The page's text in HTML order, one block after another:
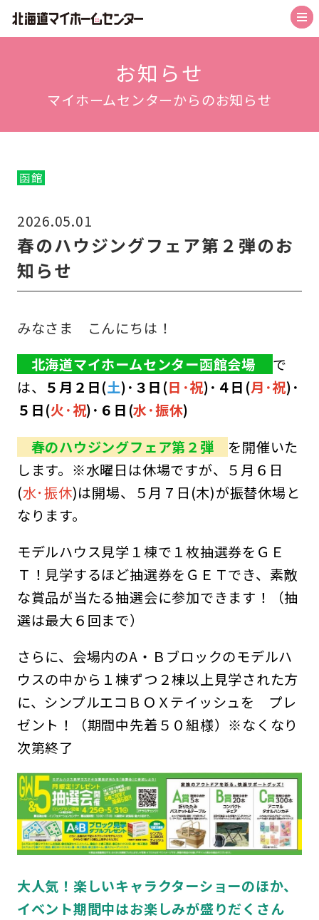
函館会場
帯広会場
苫小牧会場
お知らせ
収納コラム
マイホームセンターとは
住宅メーカーから探す
お知らせ
マイホームセンターからのお知らせ
函館
2026.05.01
春のハウジングフェア第２弾のお
知らせ
みなさま こんにちは！
北海道マイホームセンター函館会場
で
は、 ５月２ 日(土)･３日(日･祝)･４日(月･祝)･
５日(火･祝)･６日(水･振休)
春のハウジングフェア第２弾
を開催いた
します。※水曜日は休場ですが、５月６日
(水･振休)は開場、５月７日(木)が振替休場と
なります。
モデルハウス見学１棟で１枚抽選券をＧＥ
Ｔ！見学するほど抽選券をＧＥＴでき、素敵
な賞品が当たる抽選会に参加できます！（抽
選は最大６回まで）
さらに、会場内のA・Ｂブロックのモデルハ
ウスの中から１棟ずつ２棟以上見学された方
に、シンプルエコＢＯＸテイッシュを プレ
ゼント！（期間中先着５０組様）※なくなり
次第終了
大人気！楽しいキャラクターショーのほか、
イベント期間中はお楽しみが盛りだくさん